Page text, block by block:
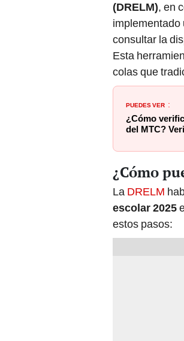
(DRELM), en
implementado
consultar la
Esta
colas que
PUEDES VER :
¿Cómo
del MTC?
¿Cómo
La DRELM
escolar 2025
estos pasos: